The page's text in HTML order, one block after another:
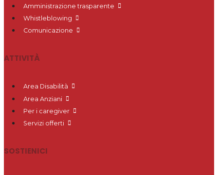
Amministrazione trasparente
Whistleblowing
Comunicazione
ATTIVITÀ
Area Disabilità
Area Anziani
Per i caregiver
Servizi offerti
SOSTIENICI